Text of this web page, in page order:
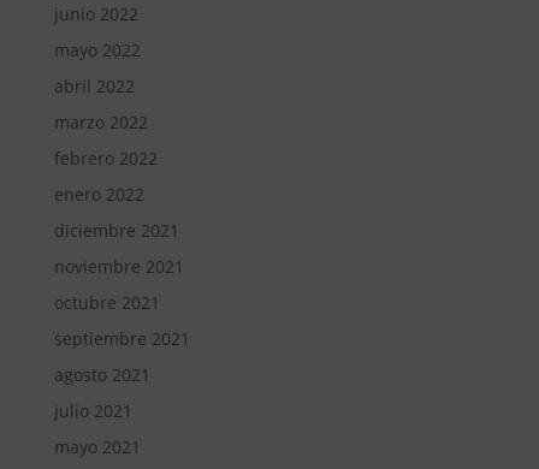
junio 2022
mayo 2022
abril 2022
marzo 2022
febrero 2022
enero 2022
diciembre 2021
noviembre 2021
octubre 2021
septiembre 2021
agosto 2021
julio 2021
mayo 2021